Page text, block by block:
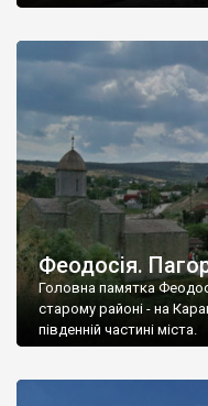
Феодосія.
Головна памятка
старому районі - на
південній частині міста.